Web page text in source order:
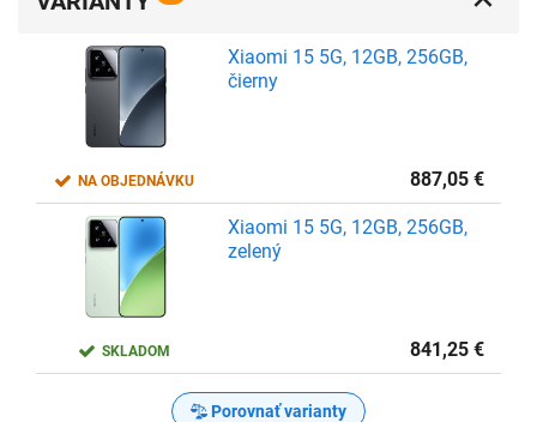
NA OBJEDNÁVKU
Xiaomi 15 5G, 12GB, 256GB,
čierny
887,05 €
SKLADOM
Xiaomi 15 5G, 12GB, 256GB,
zelený
841,25 €
Porovnať varianty